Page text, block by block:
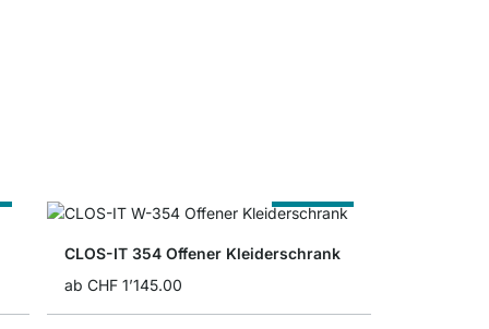
CLOS-IT 354 Offener Kleiderschrank
ab CHF 1’145.00